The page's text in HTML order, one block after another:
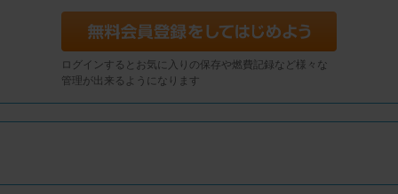
ログインするとお気に入りの保存や燃費記録など様々な
管理が出来るようになります